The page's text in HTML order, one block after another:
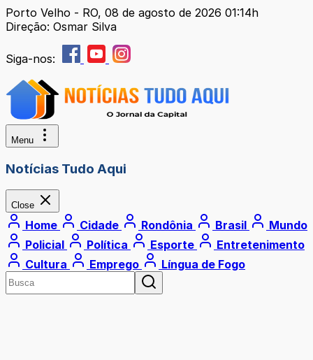
Porto Velho - RO, 08 de agosto de 2026 01:14h
Direção: Osmar Silva
Siga-nos:
Menu
Notícias Tudo Aqui
Close
Home Cidade Rondônia Brasil
Mundo
Policial
Política Esporte
Entretenimento
Cultura
Emprego Língua de Fogo